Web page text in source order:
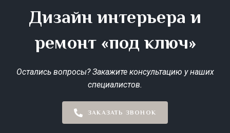
Дизайн интерьера и
ремонт «под ключ»
Остались вопросы? Закажите консультацию у наших
специалистов.
ЗАКАЗАТЬ ЗВОНОК